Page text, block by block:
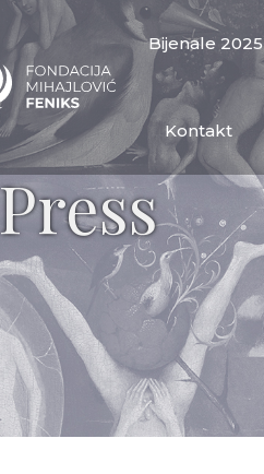
Bijenale 2025
Kontakt
Press